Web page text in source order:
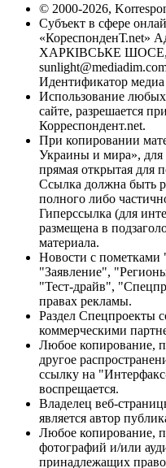
© 2000-2026,
Субъект в сфере
«КореспонденТ.net»
ХАРКІВСЬКЕ ШОСЕ,
Идентификатор
Использование
сайте, разрешается
Корреспондент.net.
При копировании
Украины и мира», для
прямая открытая для
Ссылка должна быть
полного либо
Гиперссылка (для
размещена в
материала.
Новости с
"Заявление",
"Тест-драйв",
правах рекламы.
Раздел Спецпроекты
коммерческими
Любое копирование,
другое
ссылку на
воспрещается.
Владелец веб-
является автор
Любое копирование,
фотографий и/или
принадлежащих